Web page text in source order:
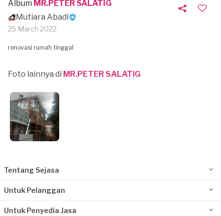
Album MR.PETER SALATIG
Mutiara Abadi
25 March 2022
renovasi rumah tinggal
Foto lainnya di MR.PETER SALATIG
Tentang Sejasa
Untuk Pelanggan
Untuk Penyedia Jasa